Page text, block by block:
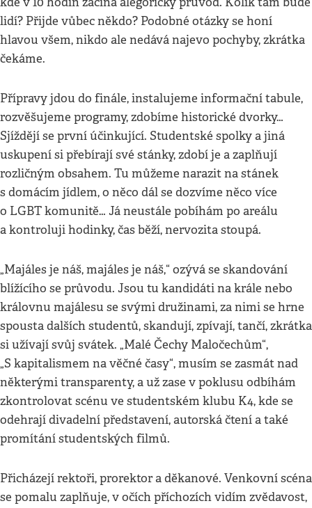
lidí? Přijde vůbec někdo? Podobné otázky se honí
hlavou všem, nikdo ale nedává najevo pochyby, zkrátka
čekáme.
Přípravy jdou do finále, instalujeme informační tabule,
rozvěšujeme programy, zdobíme historické dvorky…
Sjíždějí se první účinkující. Studentské spolky a jiná
uskupení si přebírají své stánky, zdobí je a zaplňují
rozličným obsahem. Tu můžeme narazit na stánek
s domácím jídlem, o něco dál se dozvíme něco více
o LGBT komunitě… Já neustále pobíhám po areálu
a kontroluji hodinky, čas běží, nervozita stoupá.
„Majáles je náš, majáles je náš,“ ozývá se skandování
blížícího se průvodu. Jsou tu kandidáti na krále nebo
královnu majálesu se svými družinami, za nimi se hrne
spousta dalších studentů, skandují, zpívají, tančí, zkrátka
si užívají svůj svátek. „Malé Čechy Maločechům“,
„S kapitalismem na věčné časy“, musím se zasmát nad
některými transparenty, a už zase v poklusu odbíhám
zkontrolovat scénu ve studentském klubu K4, kde se
odehrají divadelní představení, autorská čtení a také
promítání studentských filmů.
Přicházejí rektoři, prorektor a děkanové. Venkovní scéna
se pomalu zaplňuje, v očích příchozích vidím zvědavost,